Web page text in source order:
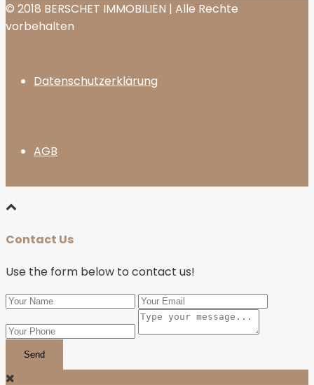
© 2018 BERSCHET IMMOBILIEN | Alle Rechte
vorbehalten
Datenschutzerklärung
AGB
Contact Us
Use the form below to contact us!
Send